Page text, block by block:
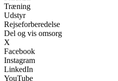
Træning
Udstyr
Rejseforberedelse
Del og vis omsorg
X
Facebook
Instagram
LinkedIn
YouTube